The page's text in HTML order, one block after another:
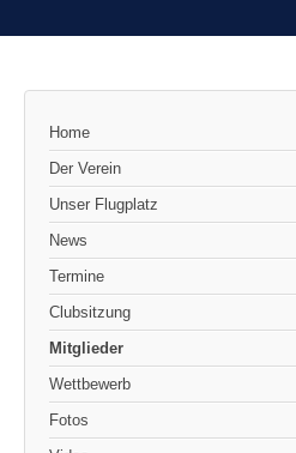
Home
Der Verein
Unser Flugplatz
News
Termine
Clubsitzung
Mitglieder
Wettbewerb
Fotos